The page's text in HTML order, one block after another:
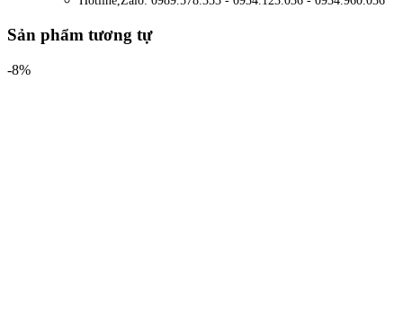
Sản phẩm tương tự
-8%